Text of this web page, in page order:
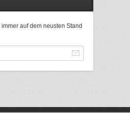
auf dem neusten Stand